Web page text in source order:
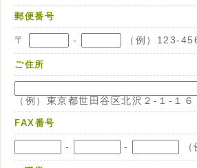
郵便番号
〒 - （例）123-
ご住所
（例）東京都世田谷区北沢２-１-１６
FAX番号
- -